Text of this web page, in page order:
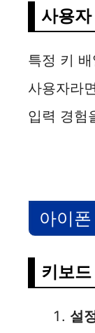
사용
특정 키
사용자라
입력 경험
아이
키보
설